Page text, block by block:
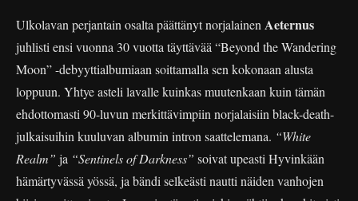
Ulkolavan perjantain osalta päättänyt norjalainen Aeternus
juhlisti ensi vuonna 30 vuotta täyttävää “Beyond the Wandering
Moon” -debyyttialbumiaan soittamalla sen kokonaan alusta
loppuun. Yhtye asteli lavalle kuinkas muutenkaan kuin tämän
ehdottomasti 90-luvun merkittävimpiin norjalaisiin black-death-
julkaisuihin kuuluvan albumin intron saattelemana. “White
Realm” ja “Sentinels of Darkness” soivat upeasti Hyvinkään
hämärtyvässä yössä, ja bändi selkeästi nautti näiden vanhojen